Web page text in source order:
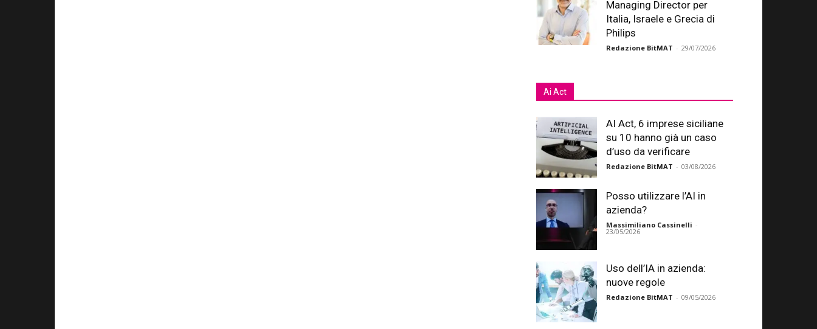
Managing Director per
Italia, Israele e Grecia di
Philips
Redazione BitMAT - 29/07/2026
Ai Act
AI Act, 6 imprese siciliane
su 10 hanno già un caso
d’uso da verificare
Redazione BitMAT - 03/08/2026
Posso utilizzare l’AI in
azienda?
Massimiliano Cassinelli -
23/05/2026
Uso dell’IA in azienda:
nuove regole
Redazione BitMAT - 09/05/2026